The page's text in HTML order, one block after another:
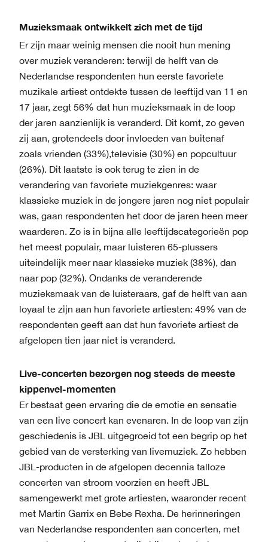
Muzieksmaak ontwikkelt zich met de tijd
Er zijn maar weinig mensen die nooit hun mening
over muziek veranderen: terwijl de helft van de
Nederlandse respondenten hun eerste favoriete
muzikale artiest ontdekte tussen de leeftijd van 11 en
17 jaar, zegt 56% dat hun muzieksmaak in de loop
der jaren aanzienlijk is veranderd. Dit komt, zo geven
zij aan, grotendeels door invloeden van buitenaf
zoals vrienden (33%),televisie (30%) en popcultuur
(26%). Dit laatste is ook terug te zien in de
verandering van favoriete muziekgenres: waar
klassieke muziek in de jongere jaren nog niet populair
was, gaan respondenten het door de jaren heen meer
waarderen. Zo is in bijna alle leeftijdscategorieën pop
het meest populair, maar luisteren 65-plussers
uiteindelijk meer naar klassieke muziek (38%), dan
naar pop (32%). Ondanks de veranderende
muzieksmaak van de luisteraars, gaf de helft van aan
loyaal te zijn aan hun favoriete artiesten: 49% van de
respondenten geeft aan dat hun favoriete artiest de
afgelopen tien jaar niet is veranderd.
Live-concerten bezorgen nog steeds de meeste
kippenvel-momenten
Er bestaat geen ervaring die de emotie en sensatie
van een live concert kan evenaren. In de loop van zijn
geschiedenis is JBL uitgegroeid tot een begrip op het
gebied van de versterking van livemuziek. Zo hebben
JBL-producten in de afgelopen decennia talloze
concerten van stroom voorzien en heeft JBL
samengewerkt met grote artiesten, waaronder recent
met Martin Garrix en Bebe Rexha. De herinneringen
van Nederlandse respondenten aan concerten, met